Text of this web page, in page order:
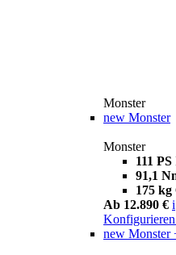
Monster
new Monster
Monster
111 PS
91,1
175 kg
Ab 12.890 € i
Konfigurieren
new Monster